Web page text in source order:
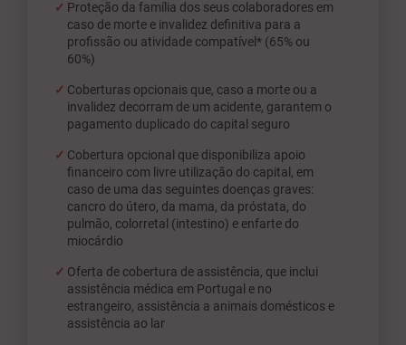
Proteção da família dos seus colaboradores em
caso de morte e invalidez definitiva para a
profissão ou atividade compatível* (65% ou
60%)
Coberturas opcionais que, caso a morte ou a
invalidez decorram de um acidente, garantem o
pagamento duplicado do capital seguro
Cobertura opcional que disponibiliza apoio
financeiro com livre utilização do capital, em
caso de uma das seguintes doenças graves:
cancro do útero, da mama, da próstata, do
pulmão, colorretal (intestino) e enfarte do
miocárdio
Oferta de cobertura de assistência, que inclui
assistência médica em Portugal e no
estrangeiro, assistência a animais domésticos e
assistência ao lar